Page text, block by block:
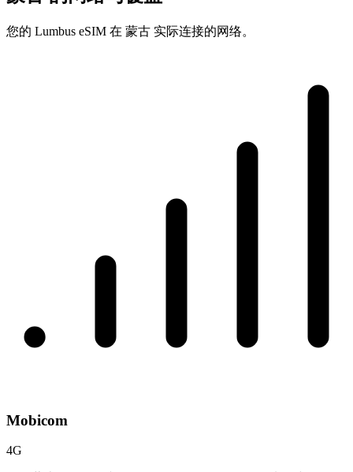
您的 Lumbus eSIM 在 蒙古 实际连接的网络。
Mobicom
4G